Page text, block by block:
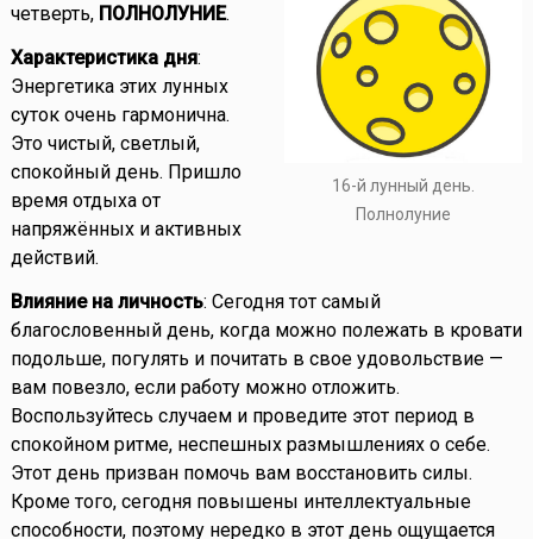
16-й лунный день.
Полнолуние
четверть, ПОЛНОЛУНИЕ.
Характеристика дня:
Энергетика этих лунных
суток очень гармонична.
Это чистый, светлый,
спокойный день. Пришло
время отдыха от
напряжённых и активных
действий.
Влияние на личность: Сегодня тот самый
благословенный день, когда можно полежать в кровати
подольше, погулять и почитать в свое удовольствие —
вам повезло, если работу можно отложить.
Воспользуйтесь случаем и проведите этот период в
спокойном ритме, неспешных размышлениях о себе.
Этот день призван помочь вам восстановить силы.
Кроме того, сегодня повышены интеллектуальные
способности, поэтому нередко в этот день ощущается